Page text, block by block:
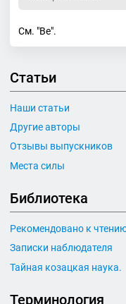
См. "Ве".
Статьи
Наши статьи
Другие авторы
Отзывы выпускников
Места силы
Библиотека
Рекомендовано к
Записки наблюдателя
Тайная козацкая наука.
Терминология